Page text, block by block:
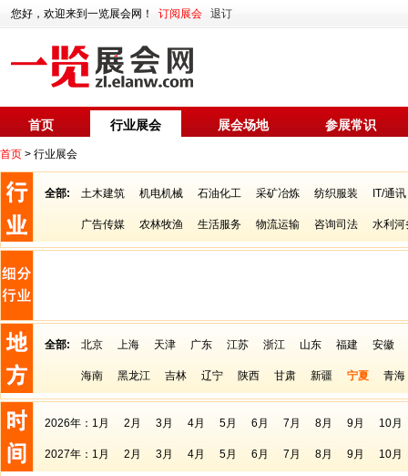
您好，欢迎来到一览展会网！ 订阅展会 退订
首页 行业展会 展会场地 参展常识
首页 > 行业展会
全部: 土木建筑 机电机械 石油化工 采矿冶炼 纺织服装 IT/通讯
广告传媒 农林牧渔 生活服务 物流运输 咨询司法 水利河
全部: 北京 上海 天津 广东 江苏 浙江 山东 福建 安徽
海南 黑龙江 吉林 辽宁 陕西 甘肃 新疆 宁夏 青海
2026年： 1月 2月 3月 4月 5月 6月 7月 8月 9月 10月
2027年： 1月 2月 3月 4月 5月 6月 7月 8月 9月 10月